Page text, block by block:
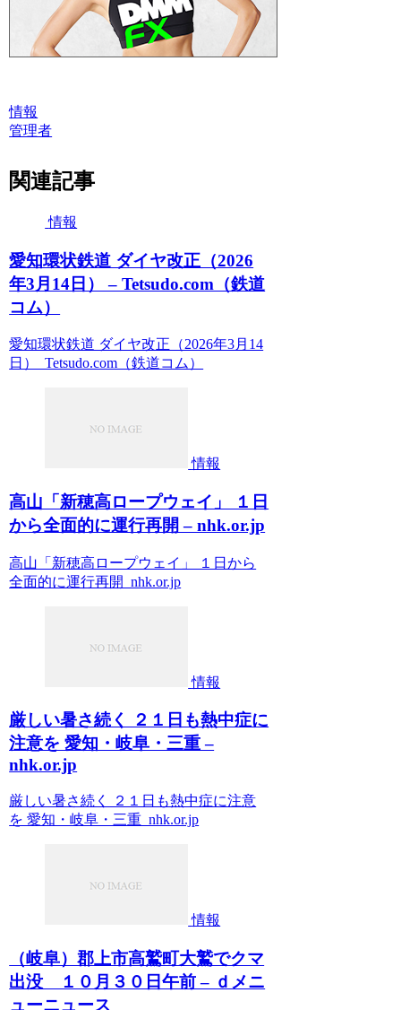
情報
管理者
関連記事
情報
愛知環状鉄道 ダイヤ改正（2026
年3月14日） – Tetsudo.com（鉄道
コム）
愛知環状鉄道 ダイヤ改正（2026年3月14
日） Tetsudo.com（鉄道コム）
情報
高山「新穂高ロープウェイ」 １日
から全面的に運行再開 – nhk.or.jp
高山「新穂高ロープウェイ」 １日から
全面的に運行再開 nhk.or.jp
情報
厳しい暑さ続く ２１日も熱中症に
注意を 愛知・岐阜・三重 –
nhk.or.jp
厳しい暑さ続く ２１日も熱中症に注意
を 愛知・岐阜・三重 nhk.or.jp
情報
（岐阜）郡上市高鷲町大鷲でクマ
出没 １０月３０日午前 – ｄメニ
ューニュース